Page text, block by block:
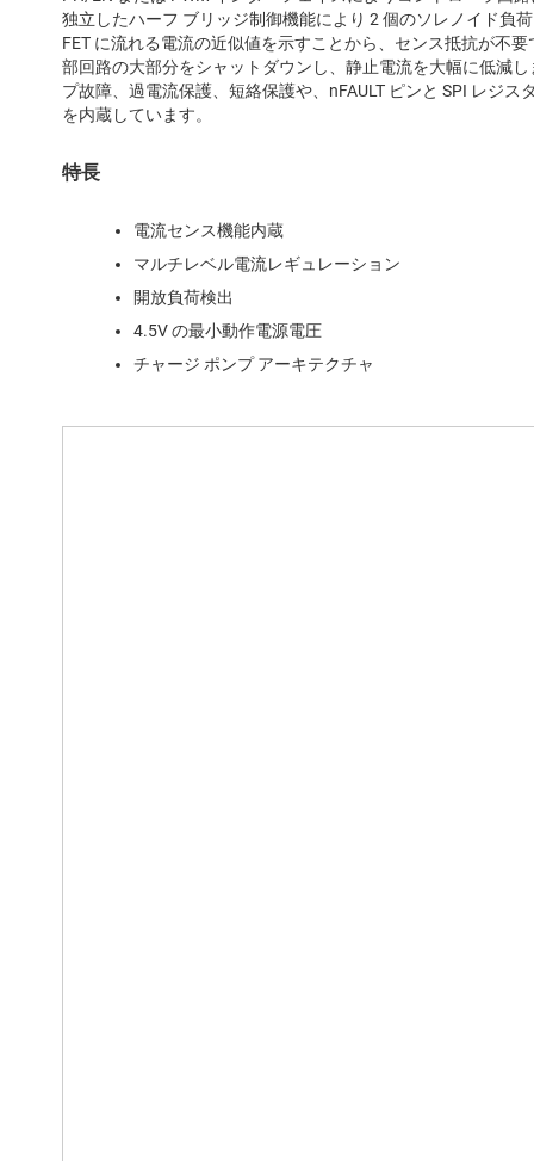
独立したハーフ ブリッジ制御機能により 2 個のソレノイド負
FET に流れる電流の近似値を示すことから、センス抵抗が不
部回路の大部分をシャットダウンし、静止電流を大幅に低減
プ故障、過電流保護、短絡保護や、nFAULT ピンと SPI レジ
を内蔵しています。
特長
電流センス機能内蔵
マルチレベル電流レギュレーション
開放負荷検出
4.5V の最小動作電源電圧
チャージ ポンプ アーキテクチャ